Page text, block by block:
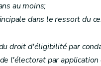
au moins;
dans le ressort du
droit d'éligibilité par
l'électorat par